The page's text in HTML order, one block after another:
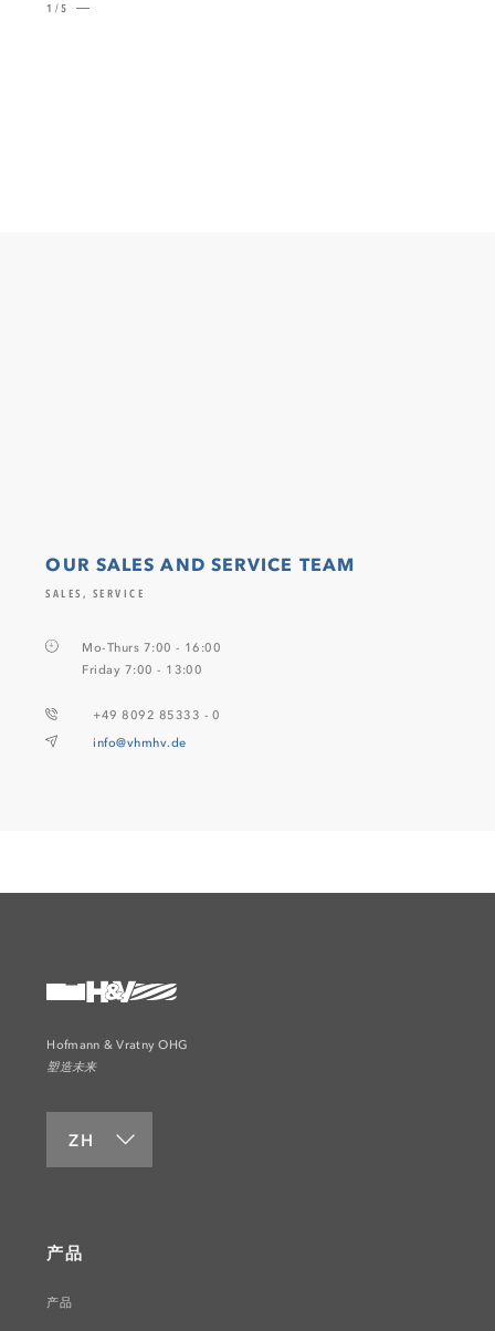
1/5
OUR SALES AND SERVICE TEAM
SALES, SERVICE
Mo-Thurs 7:00 - 16:00
Friday 7:00 - 13:00
+49 8092 85333 - 0
info@vhmhv.de
Hofmann & Vratny OHG
塑造未来
ZH
产品
产品